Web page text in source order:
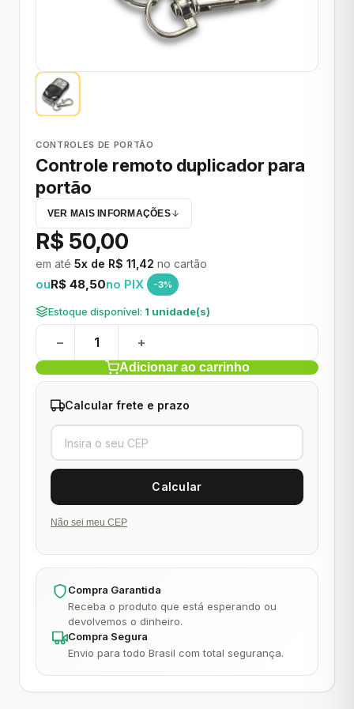
CONTROLES DE PORTÃO
Controle remoto duplicador para
portão
VER MAIS INFORMAÇÕES
R$ 50,00
em até 5x de R$ 11,42 no cartão
ouR$ 48,50no PIX -3%
Estoque disponível: 1 unidade(s)
− +
Adicionar ao carrinho
Calcular frete e prazo
Não sei meu CEP
Compra Garantida
Receba o produto que está esperando ou
devolvemos o dinheiro.
Compra Segura
Envio para todo Brasil com total segurança.